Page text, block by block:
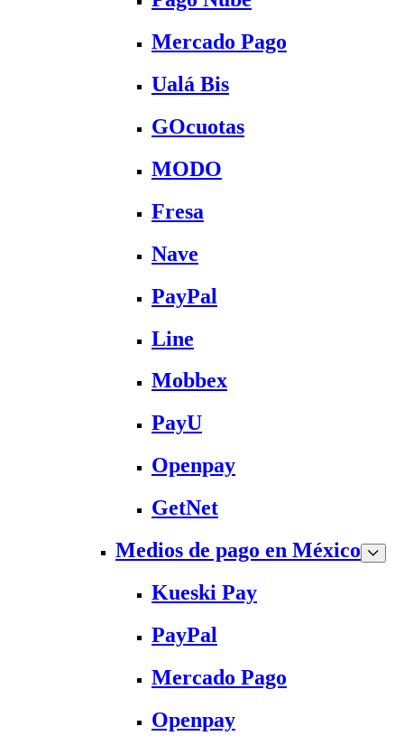
Mercado Pago
Ualá Bis
GOcuotas
MODO
Fresa
Nave
PayPal
Line
Mobbex
PayU
Openpay
GetNet
Medios de pago en México
Kueski Pay
PayPal
Mercado Pago
Openpay